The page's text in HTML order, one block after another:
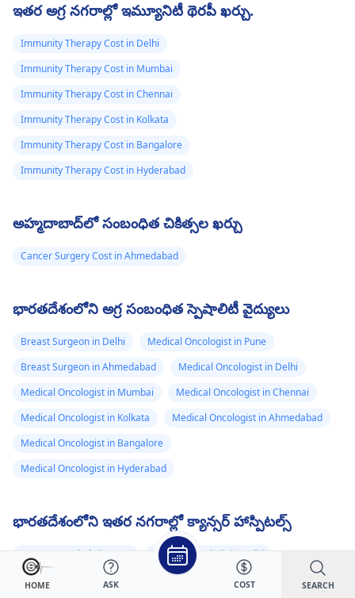
ఆధారపడి ఉంటుంది. దాని
పునరావృతతను సూచించే
సంకేతాలు, వివరించలేని
బరువు తగ్గడం, అలసట
లేదా కొత్త ద్రవ్యరాశి
ఏర్పడటం వంటి మొదటి
ప్రారంభంలో అనుభవించిన
వాటితో సమానంగా
ఉండవచ్చు. దాని
ఆరోగ్యంగా జీవించడమే
కోసం మీ వైద్యుడిని
T4N1MX
SCAN ఫలితం
నార్మల్‌గా ఉందని,
కిడ్నీ, లివర్ వంటి
నార్మల్‌గా ఉన్నాయని
చెప్పారు. అతనికి
క్యాన్సర్ కాకుండా
అతను కెమియోథెరపీ
చికిత్స
తీసుకుంటున్నాడు
కాబట్టి నేను ఏమి
ఇతర అగ్ర నగరాల్లో ఇమ్యూనిటీ థెరపీ ఖర్చు.
Immunity Therapy Cost in Delhi
Immunity Therapy Cost in Mumbai
Immunity Therapy Cost in Chennai
Immunity Therapy Cost in Kolkata
Immunity Therapy Cost in Bangalore
Immunity Therapy Cost in Hyderabad
అహ్మదాబాద్‌లో సంబంధిత చికిత్సల ఖర్చు
Cancer Surgery Cost in Ahmedabad
భారతదేశంలోని అగ్ర సంబంధిత స్పెషాలిటీ వైద్యులు
Breast Surgeon in Delhi
Medical Oncologist in Pune
Breast Surgeon in Ahmedabad
Medical Oncologist in Delhi
Medical Oncologist in Mumbai
Medical Oncologist in Chennai
Medical Oncologist in Kolkata
Medical Oncologist in Ahmedabad
Medical Oncologist in Bangalore
Medical Oncologist in Hyderabad
భారతదేశంలోని ఇతర నగరాల్లో క్యాన్సర్ హాస్పిటల్స్
Cancer Hospitals in Pune
Cancer Hospitals in Delhi
Cancer Hospitals in Mumbai
Cancer Hospitals in Chennai
HOME ASK COST SEARCH